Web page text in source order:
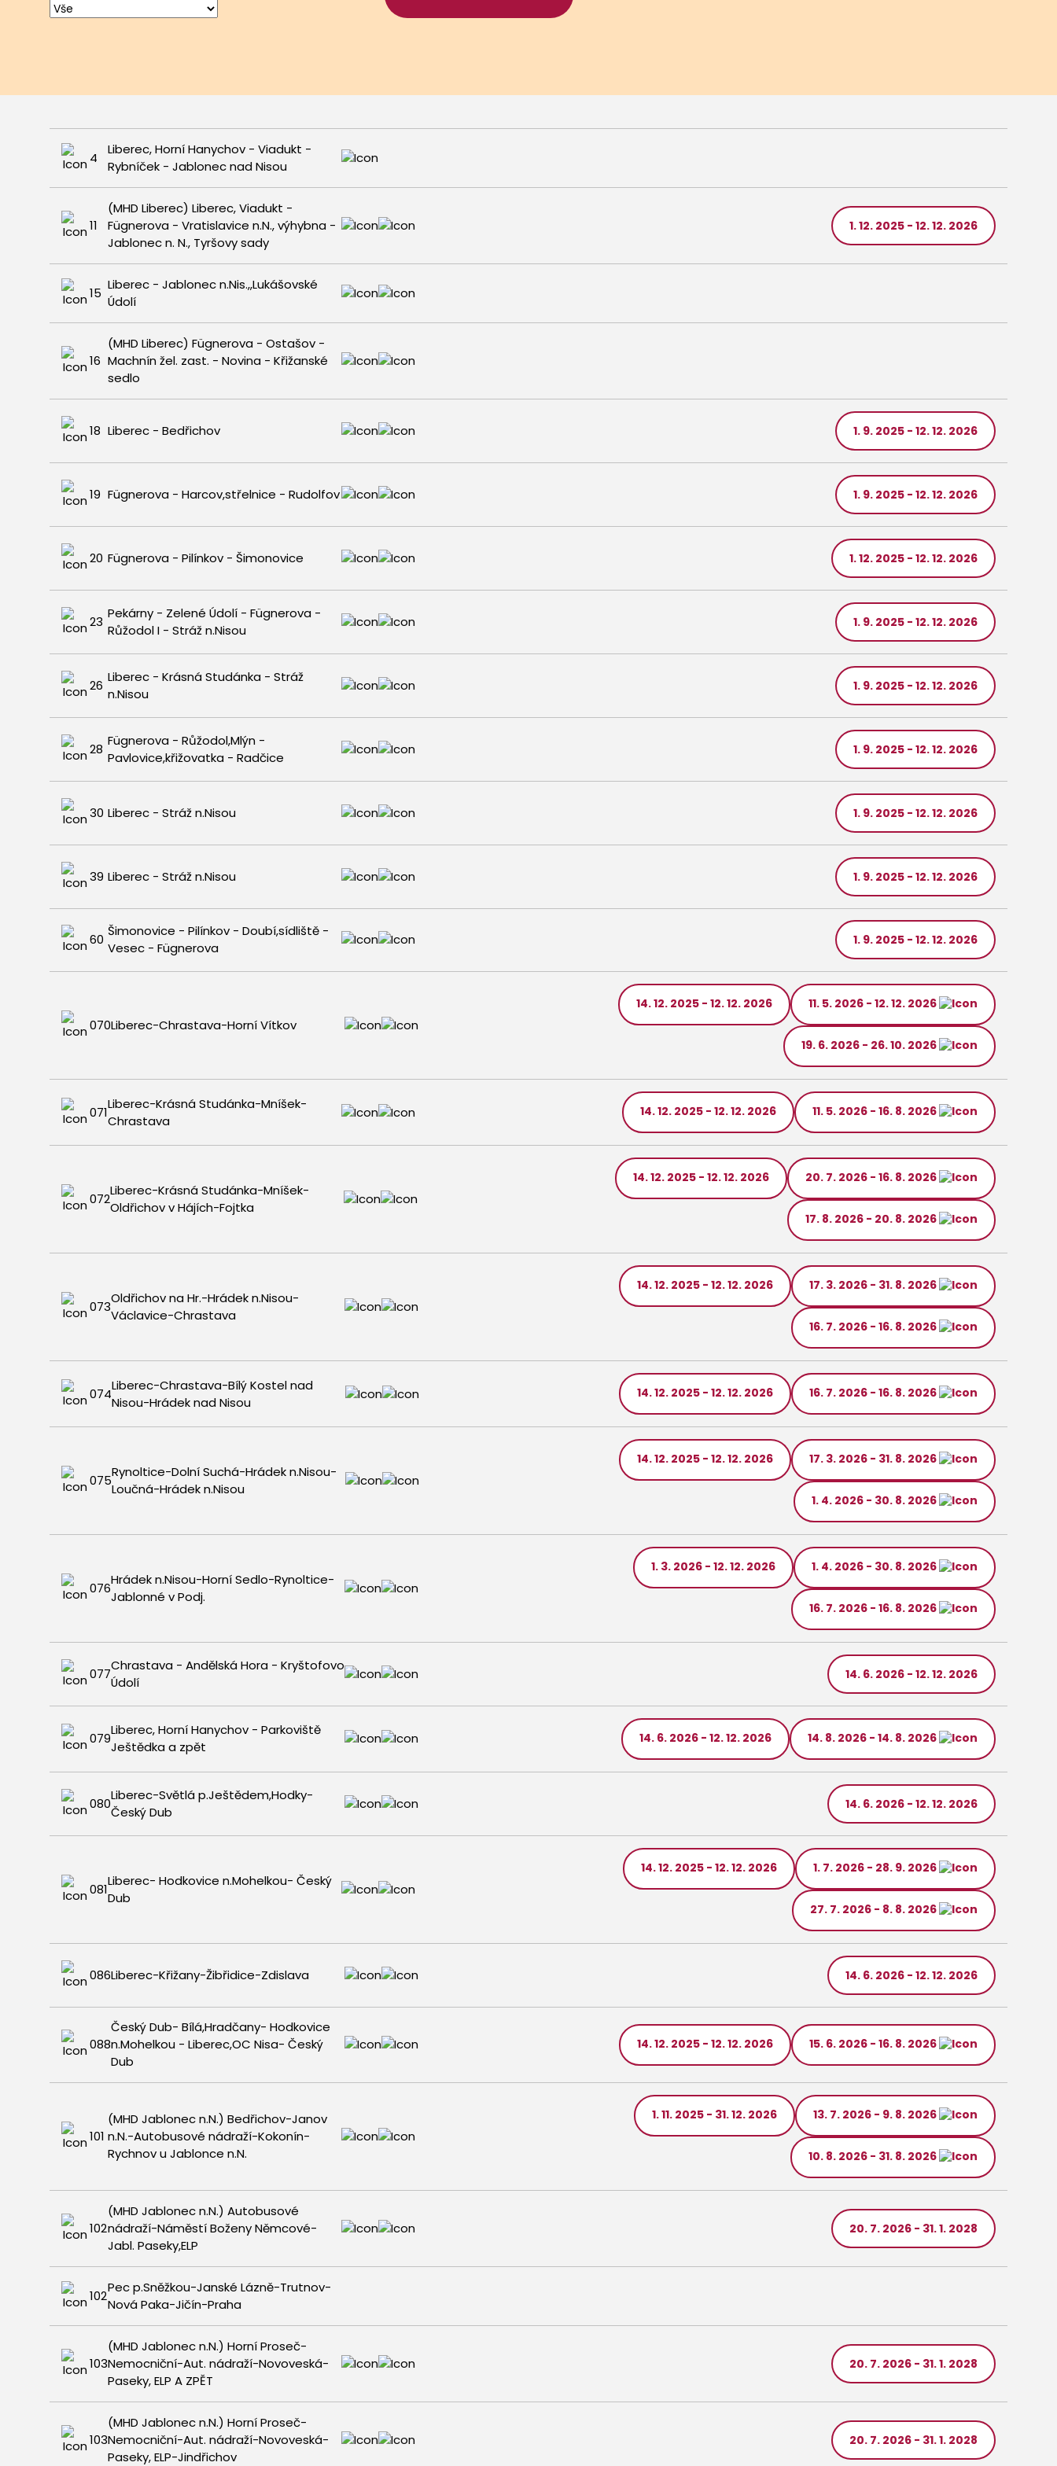
4
Liberec, Horní Hanychov - Viadukt -
Rybníček - Jablonec nad Nisou
11
(MHD Liberec) Liberec, Viadukt -
Fügnerova - Vratislavice n.N., výhybna -
Jablonec n. N., Tyršovy sady
1. 12. 2025 - 12. 12. 2026
15
Liberec - Jablonec n.Nis.,,Lukášovské
Údolí
16
(MHD Liberec) Fügnerova - Ostašov -
Machnín žel. zast. - Novina - Křižanské
sedlo
18 Liberec - Bedřichov 1. 9. 2025 - 12. 12. 2026
19 Fügnerova - Harcov,střelnice - Rudolfov 1. 9. 2025 - 12. 12. 2026
20 Fügnerova - Pilínkov - Šimonovice 1. 12. 2025 - 12. 12. 2026
23
Pekárny - Zelené Údolí - Fügnerova -
Růžodol I - Stráž n.Nisou
1. 9. 2025 - 12. 12. 2026
26
Liberec - Krásná Studánka - Stráž
n.Nisou
1. 9. 2025 - 12. 12. 2026
28
Fügnerova - Růžodol,Mlýn -
Pavlovice,křižovatka - Radčice
1. 9. 2025 - 12. 12. 2026
30 Liberec - Stráž n.Nisou 1. 9. 2025 - 12. 12. 2026
39 Liberec - Stráž n.Nisou 1. 9. 2025 - 12. 12. 2026
60
Šimonovice - Pilínkov - Doubí,sídliště -
Vesec - Fügnerova
1. 9. 2025 - 12. 12. 2026
070Liberec-Chrastava-Horní Vítkov
14. 12. 2025 - 12. 12. 2026 11. 5. 2026 - 12. 12. 2026
19. 6. 2026 - 26. 10. 2026
071
Liberec-Krásná Studánka-Mníšek-
Chrastava
14. 12. 2025 - 12. 12. 2026 11. 5. 2026 - 16. 8. 2026
072
Liberec-Krásná Studánka-Mníšek-
Oldřichov v Hájích-Fojtka
14. 12. 2025 - 12. 12. 2026 20. 7. 2026 - 16. 8. 2026
17. 8. 2026 - 20. 8. 2026
073
Oldřichov na Hr.-Hrádek n.Nisou-
Václavice-Chrastava
14. 12. 2025 - 12. 12. 2026 17. 3. 2026 - 31. 8. 2026
16. 7. 2026 - 16. 8. 2026
074
Liberec-Chrastava-Bílý Kostel nad
Nisou-Hrádek nad Nisou
14. 12. 2025 - 12. 12. 2026 16. 7. 2026 - 16. 8. 2026
075
Rynoltice-Dolní Suchá-Hrádek n.Nisou-
Loučná-Hrádek n.Nisou
14. 12. 2025 - 12. 12. 2026 17. 3. 2026 - 31. 8. 2026
1. 4. 2026 - 30. 8. 2026
076
Hrádek n.Nisou-Horní Sedlo-Rynoltice-
Jablonné v Podj.
1. 3. 2026 - 12. 12. 2026 1. 4. 2026 - 30. 8. 2026
16. 7. 2026 - 16. 8. 2026
077
Chrastava - Andělská Hora - Kryštofovo
Údolí
14. 6. 2026 - 12. 12. 2026
079
Liberec, Horní Hanychov - Parkoviště
Ještědka a zpět
14. 6. 2026 - 12. 12. 2026 14. 8. 2026 - 14. 8. 2026
080
Liberec-Světlá p.Ještědem,Hodky-
Český Dub
14. 6. 2026 - 12. 12. 2026
081
Liberec- Hodkovice n.Mohelkou- Český
Dub
14. 12. 2025 - 12. 12. 2026 1. 7. 2026 - 28. 9. 2026
27. 7. 2026 - 8. 8. 2026
086Liberec-Křižany-Žibřidice-Zdislava 14. 6. 2026 - 12. 12. 2026
088
Český Dub- Bílá,Hradčany- Hodkovice
n.Mohelkou - Liberec,OC Nisa- Český
Dub
14. 12. 2025 - 12. 12. 2026 15. 6. 2026 - 16. 8. 2026
101
(MHD Jablonec n.N.) Bedřichov-Janov
n.N.-Autobusové nádraží-Kokonín-
Rychnov u Jablonce n.N.
1. 11. 2025 - 31. 12. 2026 13. 7. 2026 - 9. 8. 2026
10. 8. 2026 - 31. 8. 2026
102
(MHD Jablonec n.N.) Autobusové
nádraží-Náměstí Boženy Němcové-
Jabl. Paseky,ELP
20. 7. 2026 - 31. 1. 2028
102
Pec p.Sněžkou-Janské Lázně-Trutnov-
Nová Paka-Jičín-Praha
103
(MHD Jablonec n.N.) Horní Proseč-
Nemocniční-Aut. nádraží-Novoveská-
Paseky, ELP A ZPĚT
20. 7. 2026 - 31. 1. 2028
103
(MHD Jablonec n.N.) Horní Proseč-
Nemocniční-Aut. nádraží-Novoveská-
Paseky, ELP-Jindřichov
20. 7. 2026 - 31. 1. 2028